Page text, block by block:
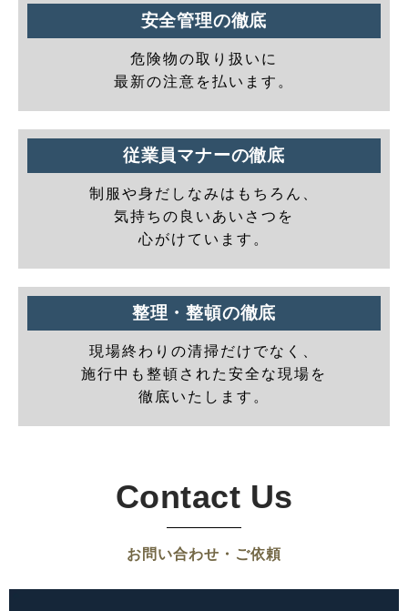
安全管理の徹底
危険物の取り扱いに
最新の注意を払います。
従業員マナーの徹底
制服や身だしなみはもちろん、
気持ちの良いあいさつを
心がけています。
整理・整頓の徹底
現場終わりの清掃だけでなく、
施行中も整頓された安全な現場を
徹底いたします。
Contact Us
お問い合わせ・ご依頼